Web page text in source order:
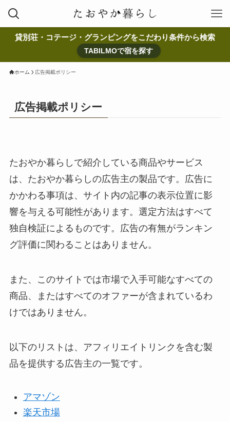
貸別荘・コテージ・グランピングをこだわり条件から検索
TABILMOで宿を探す
ホーム 広告掲載ポリシー
広告掲載ポリシー
たおやか暮らしで紹介している商品やサービス
は、たおやか暮らしの広告主の製品です。広告に
かかわる事項は、サイト内の記事の表示位置に影
響を与える可能性があります。選定方法はすべて
独自検証によるものです。広告の有無がランキン
グ評価に関わることはありません。
また、このサイトでは市場で入手可能なすべての
商品、またはすべてのオファーが含まれているわ
けではありません。
以下のリストは、アフィリエイトリンクを含む製
品を提供する広告主の一覧です。
アマゾン
楽天市場